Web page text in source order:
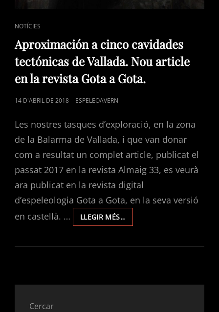
CAT
LINKS
NOTÍCIES
Aproximación a cinco cavidades
tectónicas de Vallada. Nou article
en la revista Gota a Gota.
POSTED
14 D'ABRIL DE 2018 ESPELEOAVERN
Les nostres tasques d’exploració, en la zona
de la Balarma de Vallada, i que van donar
com a resultat un complet article, publicat el
passat 2017 en la revista Almaig 33, es veurà
ara publicat en la revista digital
d’espeleologia Gota a Gota, en la seva versió
en castellà. …
LLEGIR MÉS…APROXIMACIÓN
A
CAVIDADES
Cercar